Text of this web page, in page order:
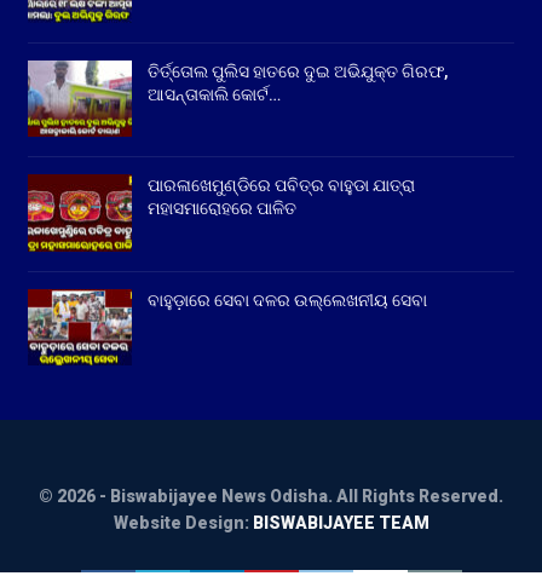
ତିର୍ତ୍ତୋଲ ପୁଲିସ ହାତରେ ଦୁଇ ଅଭିଯୁକ୍ତ ଗିରଫ,
ଆସନ୍ତାକାଲି କୋର୍ଟ…
ପାରଳାଖେମୁଣ୍ଡିରେ ପବିତ୍ର ବାହୁଡା ଯାତ୍ରା
ମହାସମାରୋହରେ ପାଳିତ
ବାହୁଡ଼ାରେ ସେବା ଦଳର ଉଲ୍ଲେଖନୀୟ ସେବା
© 2026 - Biswabijayee News Odisha. All Rights Reserved.
Website Design: BISWABIJAYEE TEAM